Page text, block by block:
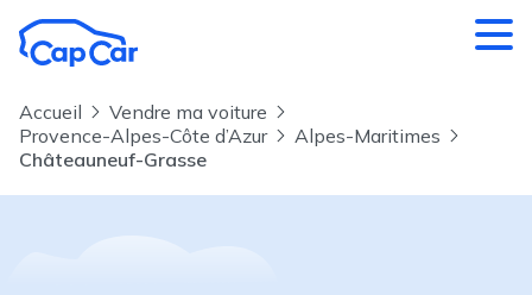
Accueil
Vendre ma voiture
Provence-Alpes-Côte d’Azur
Alpes-Maritimes
Châteauneuf-Grasse